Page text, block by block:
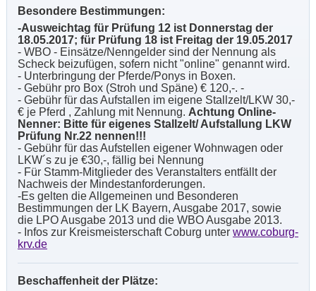
Besondere Bestimmungen:
-Ausweichtag für Prüfung 12 ist Donnerstag der
18.05.2017; für Prüfung 18 ist Freitag der 19.05.2017
- WBO - Einsätze/Nenngelder sind der Nennung als
Scheck beizufügen, sofern nicht "online" genannt wird.
- Unterbringung der Pferde/Ponys in Boxen.
- Gebühr pro Box (Stroh und Späne) € 120,-. -
- Gebühr für das Aufstallen im eigene Stallzelt/LKW 30,-
€ je Pferd , Zahlung mit Nennung. Achtung Online-
Nenner: Bitte für eigenes Stallzelt/ Aufstallung LKW
Prüfung Nr.22 nennen!!!
- Gebühr für das Aufstellen eigener Wohnwagen oder
LKW´s zu je €30,-, fällig bei Nennung
- Für Stamm-Mitglieder des Veranstalters entfällt der
Nachweis der Mindestanforderungen.
-Es gelten die Allgemeinen und Besonderen
Bestimmungen der LK Bayern, Ausgabe 2017, sowie
die LPO Ausgabe 2013 und die WBO Ausgabe 2013.
- Infos zur Kreismeisterschaft Coburg unter www.coburg-
krv.de
Beschaffenheit der Plätze: